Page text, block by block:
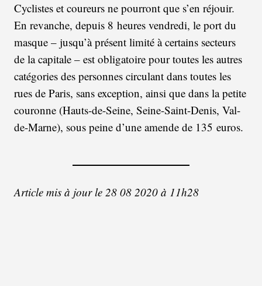
Cyclistes et coureurs ne pourront que s’en réjouir.
En revanche, depuis 8 heures vendredi, le port du
masque – jusqu’à présent limité à certains secteurs
de la capitale – est obligatoire pour toutes les autres
catégories des personnes circulant dans toutes les
rues de Paris, sans exception, ainsi que dans la petite
couronne (Hauts-de-Seine, Seine-Saint-Denis, Val-
de-Marne), sous peine d’une amende de 135 euros.
Article mis à jour le 28 08 2020 à 11h28